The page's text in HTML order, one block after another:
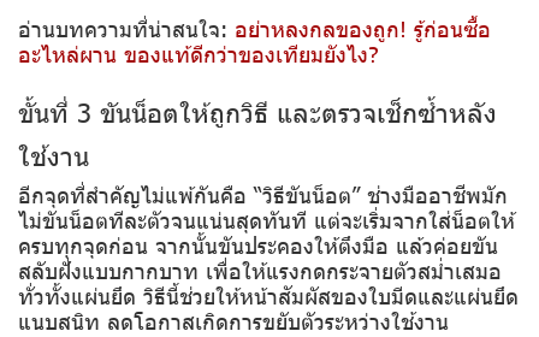
อ่านบทความที่น่าสนใจ: อย่าหลงกลของถูก! รู้ก่อนซื้อ
อะไหล่ผาน ของแท้ดีกว่าของเทียมยังไง?
ขั้นที่ 3 ขันน็อตให้ถูกวิธี และตรวจเช็กซ้ำหลัง
ใช้งาน
อีกจุดที่สำคัญไม่แพ้กันคือ “วิธีขันน็อต” ช่างมืออาชีพมัก
ไม่ขันน็อตทีละตัวจนแน่นสุดทันที แต่จะเริ่มจากใส่น็อตให้
ครบทุกจุดก่อน จากนั้นขันประคองให้ตึงมือ แล้วค่อยขัน
สลับฝั่งแบบกากบาท เพื่อให้แรงกดกระจายตัวสม่ำเสมอ
ทั่วทั้งแผ่นยึด วิธีนี้ช่วยให้หน้าสัมผัสของใบมีดและแผ่นยึด
แนบสนิท ลดโอกาสเกิดการขยับตัวระหว่างใช้งาน